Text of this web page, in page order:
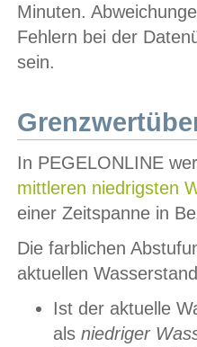
Minuten.
Fehlern bei der
sein.
In PEGELONLINE
mittleren niedrigsten
einer Zeitspanne in
Die farblichen
aktuellen
Ist der aktuelle
als niedriger